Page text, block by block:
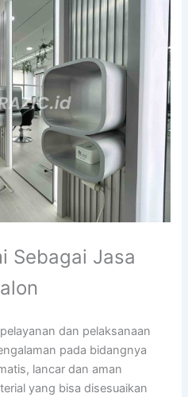
Sebagai Jasa
dan pelaksanaan
pada bidangnya
lancar dan aman
yang bisa disesuaikan